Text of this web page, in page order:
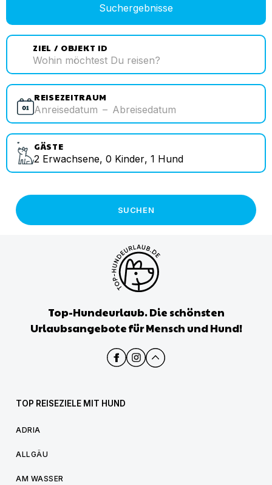
Suchergebnisse
ZIEL / OBJEKT ID
REISEZEITRAUM
Anreisedatum – Abreisedatum
GÄSTE
2 Erwachsene, 0 Kinder, 1 Hund
SUCHEN
Top-Hundeurlaub. Die schönsten
Urlaubsangebote für Mensch und Hund!
TOP REISEZIELE MIT HUND
ADRIA
ALLGÄU
AM WASSER